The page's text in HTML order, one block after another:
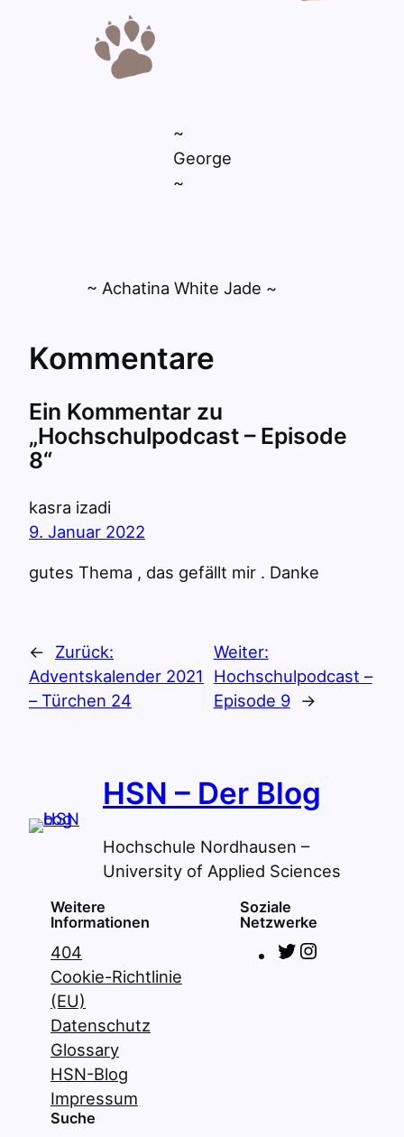
~
George
~
~ Achatina White Jade ~
Kommentare
Ein Kommentar zu
„Hochschulpodcast – Episode
8“
kasra izadi
9. Januar 2022
gutes Thema , das gefällt mir . Danke
←
Zurück:
Adventskalender 2021
– Türchen 24
Weiter:
Hochschulpodcast –
Episode 9
→
HSN – Der Blog
Hochschule Nordhausen –
University of Applied Sciences
Weitere
Informationen
404
Cookie-Richtlinie
(EU)
Datenschutz
Glossary
HSN-Blog
Impressum
Soziale
Netzwerke
T
Suche